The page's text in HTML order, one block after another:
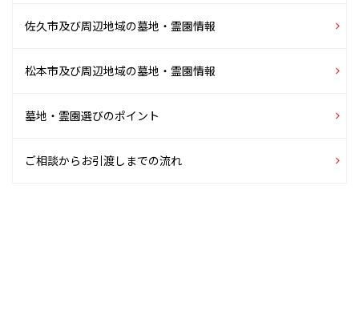
佐久市及び周辺地域の墓地・霊園情報
松本市及び周辺地域の墓地・霊園情報
墓地・霊園選びのポイント
ご相談からお引渡しまでの流れ